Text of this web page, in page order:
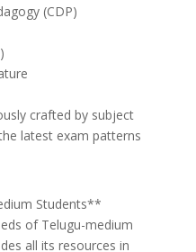
(CDP)
crafted by subject
latest exam patterns
Students**
of Telugu-medium
all its resources in